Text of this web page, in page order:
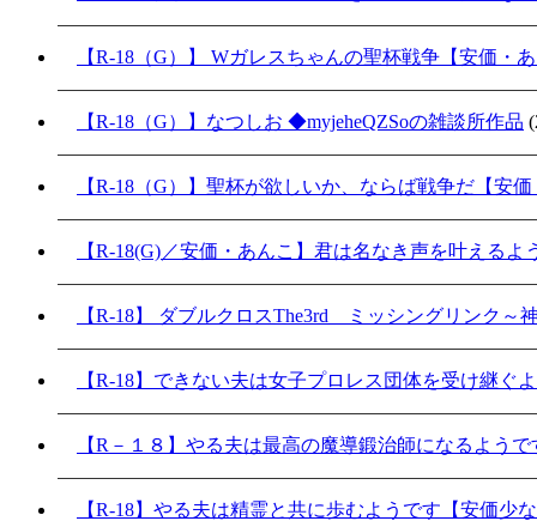
【R-18（G）】 Wガレスちゃんの聖杯戦争【安価・
【R-18（G）】なつしお ◆myjeheQZSoの雑談所作品
【R-18（G）】聖杯が欲しいか、ならば戦争だ【安
【R-18(G)／安価・あんこ】君は名なき声を叶える
【R-18】 ダブルクロスThe3rd ミッシングリンク～
【R-18】できない夫は女子プロレス団体を受け継ぐ
【R－１８】やる夫は最高の魔導鍛治師になるよう
【R-18】やる夫は精霊と共に歩むようです【安価少